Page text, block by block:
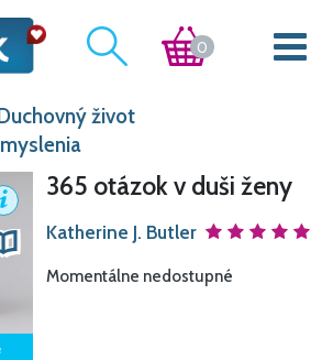
0
život
365 otázok v duši ženy
Katherine J. Butler
Momentálne nedostupné